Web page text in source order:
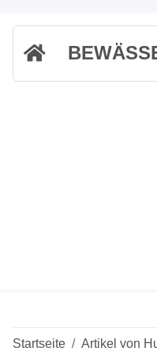
Startseite Artikel von